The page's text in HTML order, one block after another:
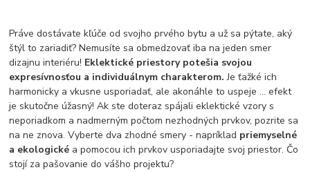
čalúnená textília
Poťahové látky
Poťahové látky na nábytok
Provence
Usporiadanie obývacej izby Nábytok Boxy a obedáre
Práve dostávate kľúče od svojho prvého bytu a už sa pýtate, aký
štýl to zariadiť? Nemusíte sa obmedzovať iba na jeden smer
dizajnu interiéru! Eklektické priestory potešia svojou
expresívnosťou a individuálnym charakterom.Je ťažké ich
harmonicky a vkusne usporiadať, ale akonáhle to uspeje ... efekt
je skutočne úžasný! Ak ste doteraz spájali eklektické vzory s
neporiadkom a nadmerným počtom nezhodných prvkov, pozrite sa
na ne znova. Vyberte dva zhodné smery - napríklad priemyselné
a ekologické a pomocou ich prvkov usporiadajte svoj priestor. Čo
stojí za pašovanie do vášho projektu?